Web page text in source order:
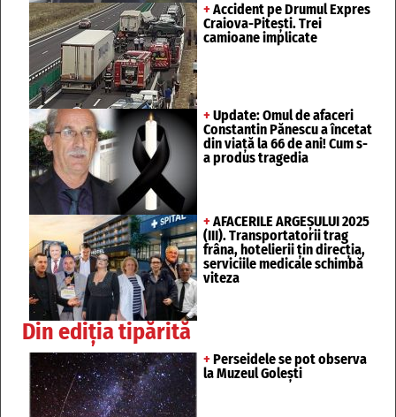
+ Accident pe Drumul Expres
Craiova-Pitești. Trei
camioane implicate
+ Update: Omul de afaceri
Constantin Pănescu a încetat
din viață la 66 de ani! Cum s-
a produs tragedia
+ AFACERILE ARGEȘULUI 2025
(III). Transportatorii trag
frâna, hotelierii țin direcția,
serviciile medicale schimbă
viteza
Din ediția tipărită
+ Perseidele se pot observa
la Muzeul Golești